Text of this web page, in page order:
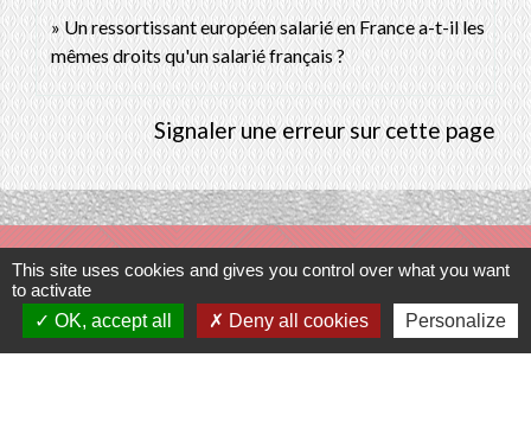
Un ressortissant européen salarié en France a-t-il les
mêmes droits qu'un salarié français ?
Signaler une erreur sur cette page
Contacts
Commune de Prunay-Cassereau
11, rue de l'Hôtel de Ville
This site uses cookies and gives you control over what you want
to activate
OK, accept all
Deny all cookies Personalize